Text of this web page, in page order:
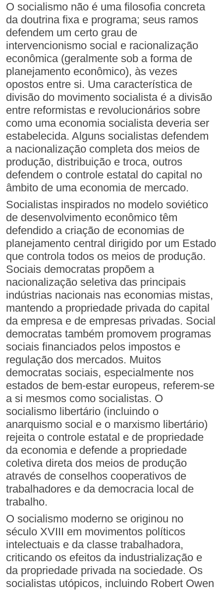
O socialismo não é uma filosofia concreta
da doutrina fixa e programa; seus ramos
defendem um certo grau de
intervencionismo social e racionalização
econômica (geralmente sob a forma de
planejamento econômico), às vezes
opostos entre si. Uma característica de
divisão do movimento socialista é a divisão
entre reformistas e revolucionários sobre
como uma economia socialista deveria ser
estabelecida. Alguns socialistas defendem
a nacionalização completa dos meios de
produção, distribuição e troca, outros
defendem o controle estatal do capital no
âmbito de uma economia de mercado.
Socialistas inspirados no modelo soviético
de desenvolvimento econômico têm
defendido a criação de economias de
planejamento central dirigido por um Estado
que controla todos os meios de produção.
Sociais democratas propõem a
nacionalização seletiva das principais
indústrias nacionais nas economias mistas,
mantendo a propriedade privada do capital
da empresa e de empresas privadas. Social
democratas também promovem programas
sociais financiados pelos impostos e
regulação dos mercados. Muitos
democratas sociais, especialmente nos
estados de bem-estar europeus, referem-se
a si mesmos como socialistas. O
socialismo libertário (incluindo o
anarquismo social e o marxismo libertário)
rejeita o controle estatal e de propriedade
da economia e defende a propriedade
coletiva direta dos meios de produção
através de conselhos cooperativos de
trabalhadores e da democracia local de
trabalho.
O socialismo moderno se originou no
século XVIII em movimentos políticos
intelectuais e da classe trabalhadora,
criticando os efeitos da industrialização e
da propriedade privada na sociedade. Os
socialistas utópicos, incluindo Robert Owen